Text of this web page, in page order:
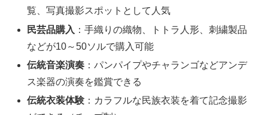
覧、写真撮影スポットとして人気
民芸品購入 ：手織りの織物、トトラ人形、刺繍製品
などが10～50ソルで購入可能
伝統音楽演奏 ：パンパイプやチャランゴなどアンデ
ス楽器の演奏を鑑賞できる
伝統衣装体験 ：カラフルな民族衣装を着て記念撮影